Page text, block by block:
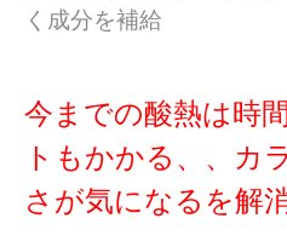
く成分を補給
今までの酸熱は時
トもかかる、、カ
さが気になるを解